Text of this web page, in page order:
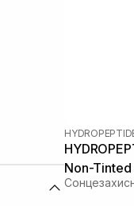
Non-Tinted